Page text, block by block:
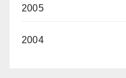
2005
2004